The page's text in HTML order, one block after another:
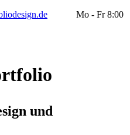
Mo - Fr 8:00
und